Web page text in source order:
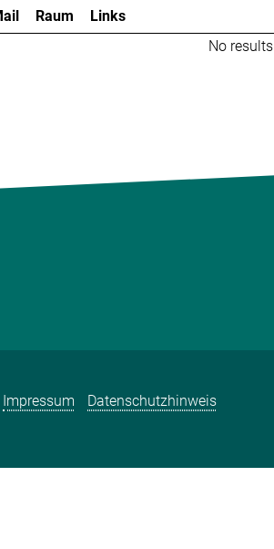
Raum
Links
No results
Impressum Datenschutzhinweis